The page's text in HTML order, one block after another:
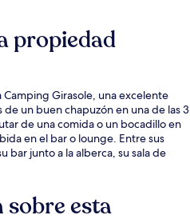
propiedad
Girasole, una excelente
un buen chapuzón en una de las 3
de una comida o un bocadillo en
en el bar o lounge. Entre sus
bar junto a la alberca, su sala de
esta